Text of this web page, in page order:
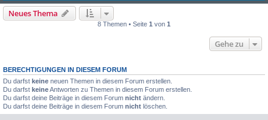
Neues Thema
8 Themen • Seite 1 von 1
Gehe zu
BERECHTIGUNGEN IN DIESEM FORUM
Du darfst keine neuen Themen in diesem Forum erstellen.
Du darfst keineAntworten zu Themen in diesem Forum erstellen.
Du darfst deine Beiträge in diesem Forum nicht ändern.
Du darfst deine Beiträge in diesem Forum nicht löschen.